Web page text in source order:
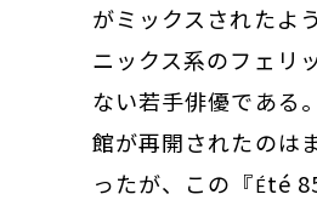
がミックスされたよ
ニックス系のフェリ
ない若手俳優である
館が再開されたのは
ったが、この『Été